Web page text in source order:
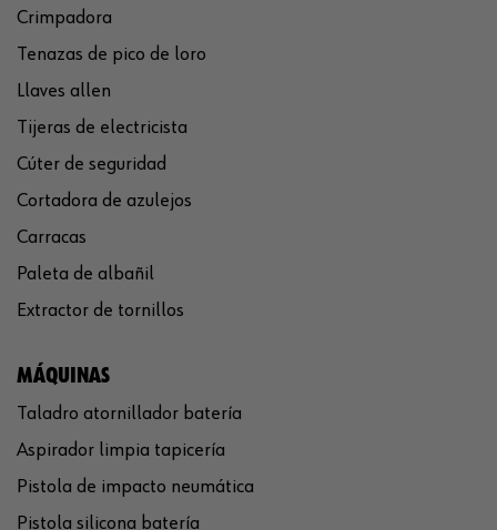
Crimpadora
Tenazas de pico de loro
Llaves allen
Tijeras de electricista
Cúter de seguridad
Cortadora de azulejos
Carracas
Paleta de albañil
Extractor de tornillos
MÁQUINAS
Taladro atornillador batería
Aspirador limpia tapicería
Pistola de impacto neumática
Pistola silicona batería